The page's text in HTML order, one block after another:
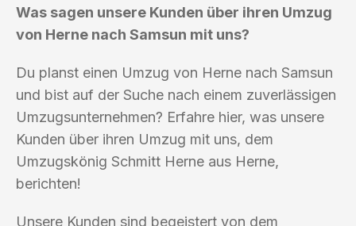
Was sagen unsere Kunden über ihren Umzug
von Herne nach Samsun mit uns?
Du planst einen Umzug von Herne nach Samsun
und bist auf der Suche nach einem zuverlässigen
Umzugsunternehmen? Erfahre hier, was unsere
Kunden über ihren Umzug mit uns, dem
Umzugskönig Schmitt Herne aus Herne,
berichten!
Unsere Kunden sind begeistert von dem